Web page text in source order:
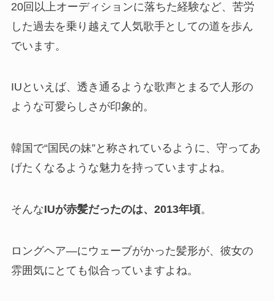
20回以上オーディションに落ちた経験など、苦労
した過去を乗り越えて人気歌手としての道を歩ん
でいます。
IUといえば、透き通るような歌声とまるで人形の
ような可愛らしさが印象的。
韓国で“国民の妹”と称されているように、守ってあ
げたくなるような魅力を持っていますよね。
そんなIUが赤髪だったのは、2013年頃。
ロングヘア―にウェーブがかった髪形が、彼女の
雰囲気にとても似合っていますよね。